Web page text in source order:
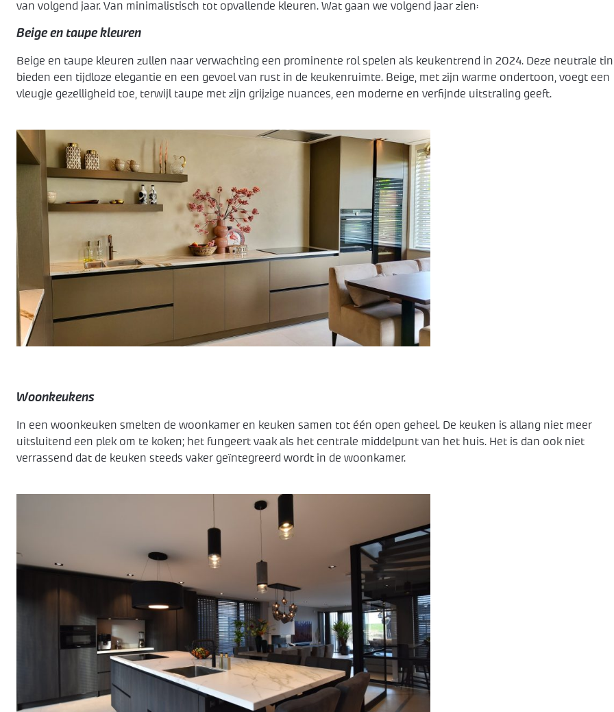
van volgend jaar. Van minimalistisch tot opvallende kleuren. Wat gaan we volgend jaar zien:
Beige en taupe kleuren
Beige en taupe kleuren zullen naar verwachting een prominente rol spelen als keukentrend in 2024. Deze neutrale
bieden een tijdloze elegantie en een gevoel van rust in de keukenruimte. Beige, met zijn warme ondertoon, voegt een
vleugje gezelligheid toe, terwijl taupe met zijn grijzige nuances, een moderne en verfijnde uitstraling geeft.
Woonkeukens
In een woonkeuken smelten de woonkamer en keuken samen tot één open geheel. De keuken is allang niet meer
uitsluitend een plek om te koken; het fungeert vaak als het centrale middelpunt van het huis. Het is dan ook niet
verrassend dat de keuken steeds vaker geïntegreerd wordt in de woonkamer.